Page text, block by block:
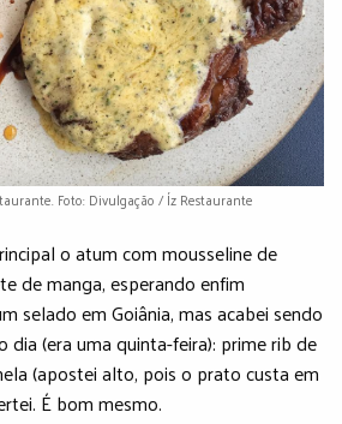
Foto: Divulgação / Íz Restaurante
o atum com mousseline de
de manga, esperando enfim
selado em Goiânia, mas acabei sendo
dia (era uma quinta-feira): prime rib de
(apostei alto, pois o prato custa em
É bom mesmo.